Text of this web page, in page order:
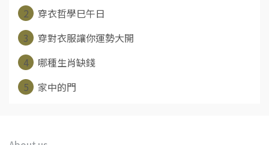
2
穿衣哲學巳午日
3
穿對衣服讓你運勢大開
4
哪種生肖缺錢
5
家中的門